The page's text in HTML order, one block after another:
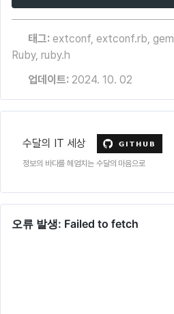
태그: extconf, extconf.rb, gem
Ruby, ruby.h
업데이트: 2024. 10. 02
수달의 IT 세상
정보의 바다를 헤엄치는 수달의 마음으로